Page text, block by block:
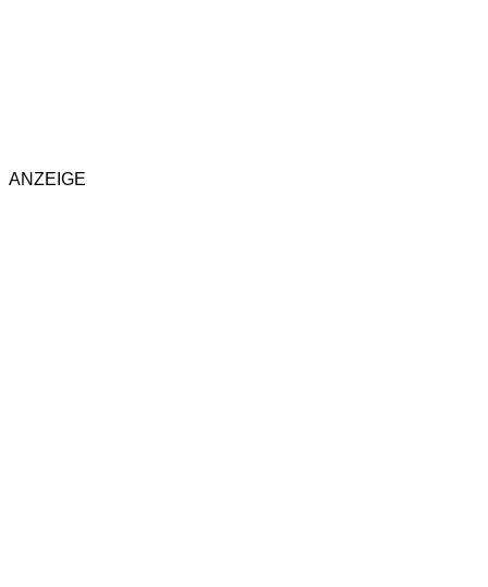
ANZEIGE